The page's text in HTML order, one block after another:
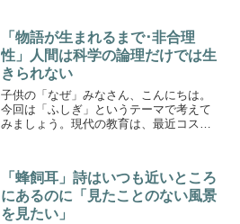
といった、評論集なのです。著者は当時
の歌人で禅僧だった正徹...
「物語が生まれるまで･非合理
性」人間は科学の論理だけでは生
きられない
子供の「なぜ」みなさん、こんにちは。
今回は「ふしぎ」というテーマで考えて
みましょう。現代の教育は、最近コスパ
が重視されすぎていると感じるケースが
多いです。考えさせること...
「蜂飼耳」詩はいつも近いところ
にあるのに「見たことのない風景
を見たい」